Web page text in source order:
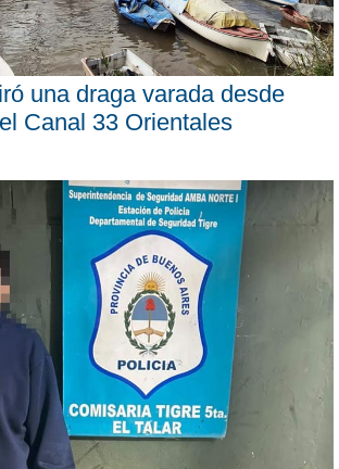
una draga varada desde
Canal 33 Orientales